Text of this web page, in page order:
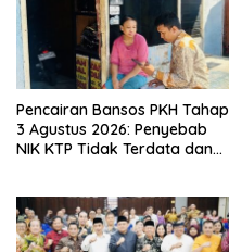
Pencairan Bansos PKH Tahap
3 Agustus 2026: Penyebab
NIK KTP Tidak Terdata dan